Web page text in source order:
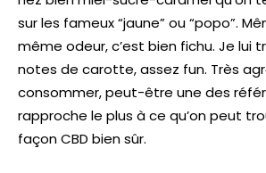
sur les fameux “jaune” ou “popo”.
même odeur, c’est bien fichu. Je lui
notes de carotte, assez fun. Très
consommer, peut-être une des
rapproche le plus à ce qu’on peut
façon CBD bien sûr.